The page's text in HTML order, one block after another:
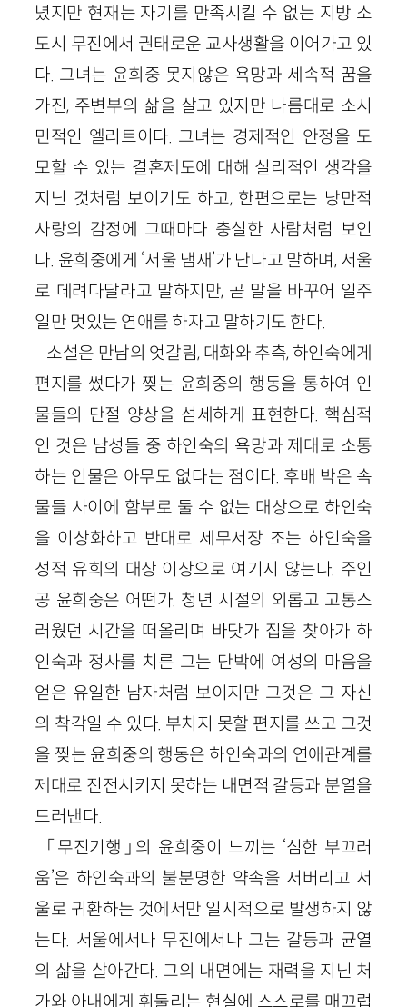
녔지만 현재는 자기를 만족시킬 수 없는 지방 소
도시 무진에서 권태로운 교사생활을 이어가고 있
다. 그녀는 윤희중 못지않은 욕망과 세속적 꿈을
가진, 주변부의 삶을 살고 있지만 나름대로 소시
민적인 엘리트이다. 그녀는 경제적인 안정을 도
모할 수 있는 결혼제도에 대해 실리적인 생각을
지닌 것처럼 보이기도 하고, 한편으로는 낭만적
사랑의 감정에 그때마다 충실한 사람처럼 보인
다. 윤희중에게 ‘서울 냄새’가 난다고 말하며, 서울
로 데려다달라고 말하지만, 곧 말을 바꾸어 일주
일만 멋있는 연애를 하자고 말하기도 한다.
소설은 만남의 엇갈림, 대화와 추측, 하인숙에게
편지를 썼다가 찢는 윤희중의 행동을 통하여 인
물들의 단절 양상을 섬세하게 표현한다. 핵심적
인 것은 남성들 중 하인숙의 욕망과 제대로 소통
하는 인물은 아무도 없다는 점이다. 후배 박은 속
물들 사이에 함부로 둘 수 없는 대상으로 하인숙
을 이상화하고 반대로 세무서장 조는 하인숙을
성적 유희의 대상 이상으로 여기지 않는다. 주인
공 윤희중은 어떤가. 청년 시절의 외롭고 고통스
러웠던 시간을 떠올리며 바닷가 집을 찾아가 하
인숙과 정사를 치른 그는 단박에 여성의 마음을
얻은 유일한 남자처럼 보이지만 그것은 그 자신
의 착각일 수 있다. 부치지 못할 편지를 쓰고 그것
을 찢는 윤희중의 행동은 하인숙과의 연애관계를
제대로 진전시키지 못하는 내면적 갈등과 분열을
드러낸다.
「무진기행」의 윤희중이 느끼는 ‘심한 부끄러
움’은 하인숙과의 불분명한 약속을 저버리고 서
울로 귀환하는 것에서만 일시적으로 발생하지 않
는다. 서울에서나 무진에서나 그는 갈등과 균열
의 삶을 살아간다. 그의 내면에는 재력을 지닌 처
가와 아내에게 휘둘리는 현실에 스스로를 매끄럽